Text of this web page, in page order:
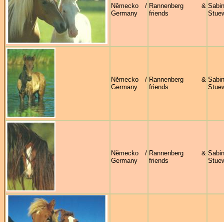
Německo /
Germany
Rannenberg &
friends
Německo /
Germany
Rannenberg &
friends
Německo /
Germany
Rannenberg &
friends